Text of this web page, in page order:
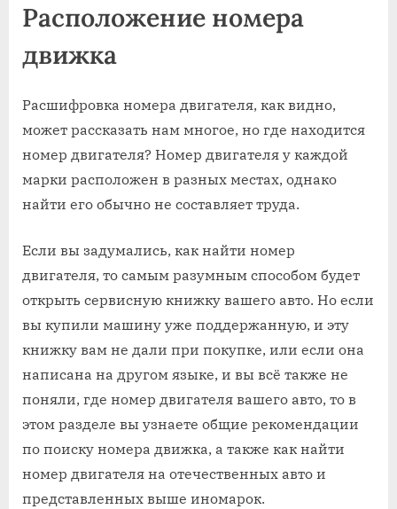
Расположение номера
движка
Расшифровка номера двигателя, как видно,
может рассказать нам многое, но где находится
номер двигателя? Номер двигателя у каждой
марки расположен в разных местах, однако
найти его обычно не составляет труда.
Если вы задумались, как найти номер
двигателя, то самым разумным способом будет
открыть сервисную книжку вашего авто. Но если
вы купили машину уже поддержанную, и эту
книжку вам не дали при покупке, или если она
написана на другом языке, и вы всё также не
поняли, где номер двигателя вашего авто, то в
этом разделе вы узнаете общие рекомендации
по поиску номера движка, а также как найти
номер двигателя на отечественных авто и
представленных выше иномарок.